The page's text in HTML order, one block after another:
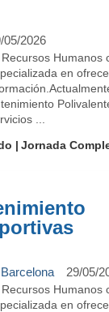
05/2026
Humanos
en
...
Jornada
29/05/
Humanos
en